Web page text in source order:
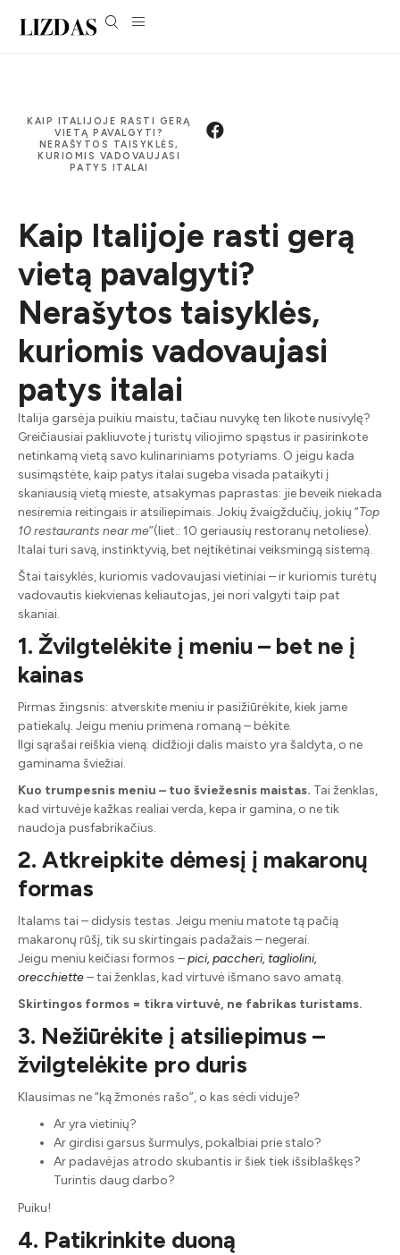
KAIP ITALIJOJE RASTI GERĄ
VIETĄ PAVALGYTI?
NERAŠYTOS TAISYKLĖS,
KURIOMIS VADOVAUJASI
PATYS ITALAI
Kaip Italijoje rasti gerą
vietą pavalgyti?
Nerašytos taisyklės,
kuriomis vadovaujasi
patys italai
Italija garsėja puikiu maistu, tačiau nuvykę ten likote nusivylę?
Greičiausiai pakliuvote į turistų viliojimo spąstus ir pasirinkote
netinkamą vietą savo kulinariniams potyriams. O jeigu kada
susimąstėte, kaip patys italai sugeba visada pataikyti į
skaniausią vietą mieste, atsakymas paprastas: jie beveik niekada
nesiremia reitingais ir atsiliepimais. Jokių žvaigždučių, jokių “Top
10 restaurants near me”(liet.: 10 geriausių restoranų netoliese).
Italai turi savą, instinktyvią, bet neįtikėtinai veiksmingą sistemą.
Štai taisyklės, kuriomis vadovaujasi vietiniai – ir kuriomis turėtų
vadovautis kiekvienas keliautojas, jei nori valgyti taip pat
skaniai.
1. Žvilgtelėkite į meniu – bet ne į
kainas
Pirmas žingsnis: atverskite meniu ir pasižiūrėkite, kiek jame
patiekalų. Jeigu meniu primena romaną – bėkite.
Ilgi sąrašai reiškia vieną: didžioji dalis maisto yra šaldyta, o ne
gaminama šviežiai.
Kuo trumpesnis meniu – tuo šviežesnis maistas. Tai ženklas,
kad virtuvėje kažkas realiai verda, kepa ir gamina, o ne tik
naudoja pusfabrikačius.
2. Atkreipkite dėmesį į makaronų
formas
Italams tai – didysis testas. Jeigu meniu matote tą pačią
makaronų rūšį, tik su skirtingais padažais – negerai.
Jeigu meniu keičiasi formos –pici, paccheri, tagliolini,
orecchiette– tai ženklas, kad virtuvė išmano savo amatą.
Skirtingos formos = tikra virtuvė, ne fabrikas turistams.
3. Nežiūrėkite į atsiliepimus –
žvilgtelėkite pro duris
Klausimas ne “ką žmonės rašo”, o kas sėdi viduje?
Ar yra vietinių?
Ar girdisi garsus šurmulys, pokalbiai prie stalo?
Ar padavėjas atrodo skubantis ir šiek tiek išsiblaškęs?
Turintis daug darbo?
Puiku!
4. Patikrinkite duoną